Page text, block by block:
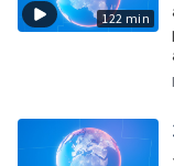
122 min